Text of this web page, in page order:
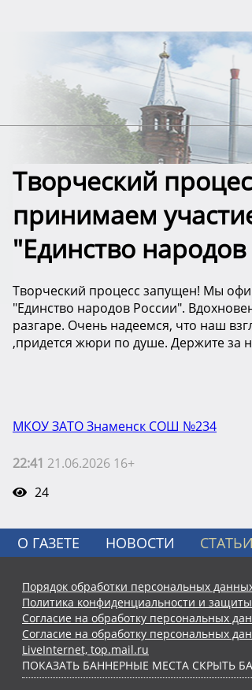
Творческий
принимаем
"Единство
Творческий процесс запущен! Мы
"Единство народов России".
разгаре. Очень надеемся, что наш
,придется жюри по душе. Держите за
МКОУ ЗАТО Знаменск СОШ №234
22:41 21.06.2026 16+
24
О ГАЗЕТЕ НОВОСТИ СТАТЬИ
Порядок обработки персональных
Политика конфиденциальности и
Согласие на обработку персональных
Согласие на обработку персональных
LiveInternet, top.mail.ru
ПОКАЗАТЬ БАННЕРНЫЕ МЕСТА СКРЫТЬ